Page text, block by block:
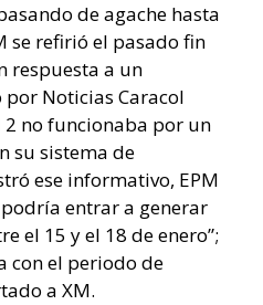
de agache hasta
se refirió el pasado fin
respuesta a un
Noticias Caracol
no funcionaba por un
su sistema de
ese informativo, EPM
entrar a generar
el 15 y el 18 de enero”;
con el periodo de
a XM.